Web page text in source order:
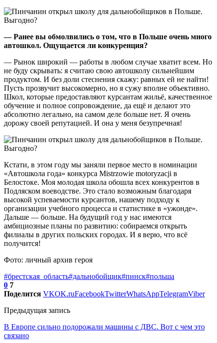
— Ранее вы обмолвились о том, что в Польше очень много
автошкол. Ощущается ли конкуренция?
— Рынок широкий — работы в любом случае хватит всем. Но
не буду скрывать: я считаю свою автошколу сильнейшим
продуктом. И без доли стеснения скажу: равных ей не найти!
Пусть прозвучит высокомерно, но я сужу вполне объективно.
Школ, которые предоставляют курсантам жильё, качественное
обучение и полное сопровождение, да ещё и делают это
абсолютно легально, на самом деле больше нет. Я очень
дорожу своей репутацией. И она у меня безупречная!
Кстати, в этом году мы заняли первое место в номинации
«Автошкола года» конкурса Mistrzowie motoryzacji в
Белостоке. Моя молодая школа обошла всех конкурентов в
Подляском воеводстве. Это стало возможным благодаря
высокой успеваемости курсантов, нашему подходу к
организации учебного процесса и статистике в «ужонде».
Дальше — больше. На будущий год у нас имеются
амбициозные планы по развитию: собираемся открыть
филиалы в других польских городах. И я верю, что всё
получится!
Фото: личный архив героя
#брестская_область#дальнобойщик#пинск#польша
0 7
Поделится VKOK.ruFacebookTwitterWhatsAppTelegramViber
Предыдущая запись
В Европе сильно подорожали машины с ДВС. Вот с чем это
связано